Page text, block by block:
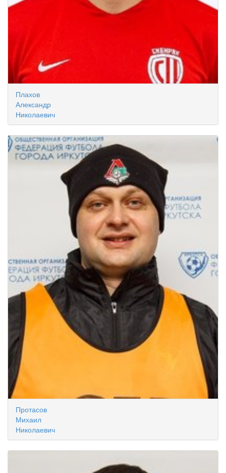
Плахов
Александр
Николаевич
Протасов
Михаил
Николаевич